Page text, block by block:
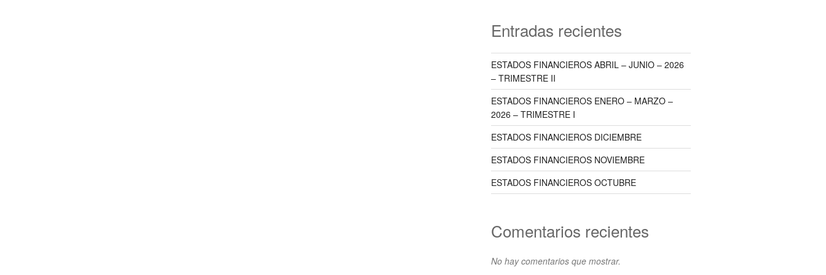
Entradas recientes
ESTADOS FINANCIEROS ABRIL – JUNIO – 2026
– TRIMESTRE II
ESTADOS FINANCIEROS ENERO – MARZO –
2026 – TRIMESTRE I
ESTADOS FINANCIEROS DICIEMBRE
ESTADOS FINANCIEROS NOVIEMBRE
ESTADOS FINANCIEROS OCTUBRE
Comentarios recientes
No hay comentarios que mostrar.